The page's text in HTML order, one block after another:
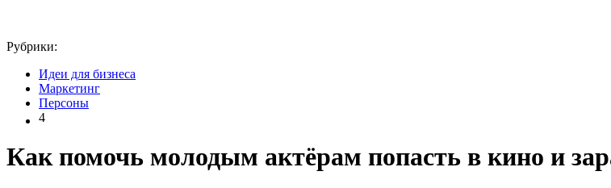
Рубрики:
Идеи для бизнеса
Маркетинг
Персоны
4
Как помочь молодым актёрам попасть в кино и